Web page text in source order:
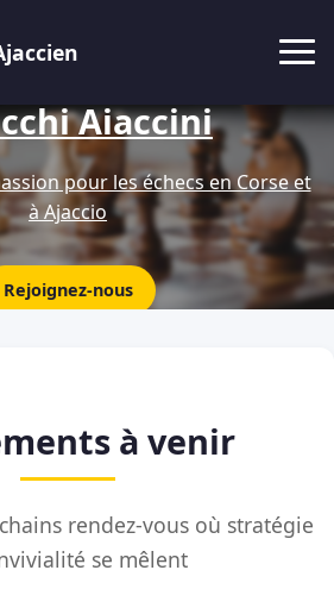
Aiaccini
pour les échecs en Corse et
à Ajaccio
Rejoignez-nous
à venir
rendez-vous où stratégie
se mêlent